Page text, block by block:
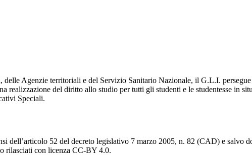
delle Agenzie territoriali e del Servizio Sanitario Nazionale, il G.L.I.
realizzazione del diritto allo studio per tutti gli studenti e le studentesse in
Speciali.
dell’articolo 52 del decreto legislativo 7 marzo 2005, n. 82 (CAD) e salvo
rilasciati con licenza CC-BY 4.0.